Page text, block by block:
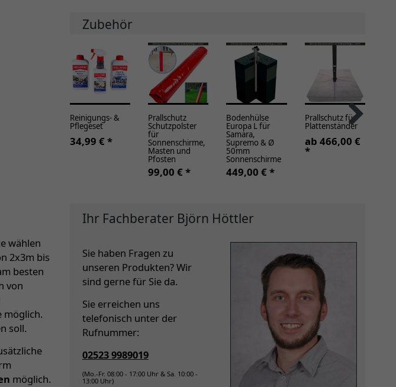
wählen
2x3m bis
besten
von
möglich.
soll.
möglich.
Zubehör
Reinigungs- &
Pflegeset
34,99 € *
Prallschutz
Schutzpolster
für
Sonnenschirme,
Masten und
Pfosten
99,00 € *
Bodenhülse
Europa L für
Samara,
Supremo & Ø
50mm
Sonnenschirme
449,00 € *
Prallschutz für
Plattenständer
ab 466,00 €
*
Ihr Fachberater Björn Höttler
Sie haben Fragen zu
unseren Produkten? Wir
sind gerne für Sie da.
Sie erreichen uns
telefonisch unter der
Rufnummer:
02523 9989019
(Mo.-Fr. 08:00 - 17:00 Uhr & Sa. 10:00 -
13:00 Uhr)